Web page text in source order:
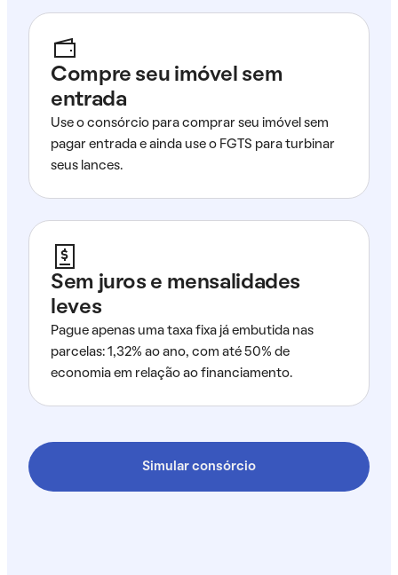
Compre seu imóvel sem
entrada
Use o consórcio para comprar seu imóvel sem
pagar entrada e ainda use o FGTS para turbinar
seus lances.
Sem juros e mensalidades
leves
Pague apenas uma taxa fixa já embutida nas
parcelas: 1,32% ao ano, com até 50% de
economia em relação ao financiamento.
Simular consórcio